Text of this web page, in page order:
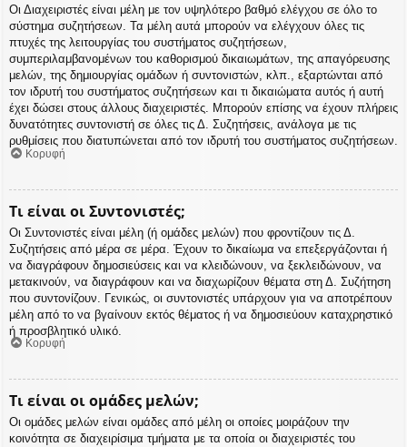
Οι Διαχειριστές είναι μέλη με τον υψηλότερο βαθμό ελέγχου σε όλο το
σύστημα συζητήσεων. Τα μέλη αυτά μπορούν να ελέγχουν όλες τις
πτυχές της λειτουργίας του συστήματος συζητήσεων,
συμπεριλαμβανομένων του καθορισμού δικαιωμάτων, της απαγόρευσης
μελών, της δημιουργίας ομάδων ή συντονιστών, κλπ., εξαρτώνται από
τον ιδρυτή του συστήματος συζητήσεων και τι δικαιώματα αυτός ή αυτή
έχει δώσει στους άλλους διαχειριστές. Μπορούν επίσης να έχουν πλήρεις
δυνατότητες συντονιστή σε όλες τις Δ. Συζητήσεις, ανάλογα με τις
ρυθμίσεις που διατυπώνεται από τον ιδρυτή του συστήματος συζητήσεων.
Κορυφή
Τι είναι οι Συντονιστές;
Οι Συντονιστές είναι μέλη (ή ομάδες μελών) που φροντίζουν τις Δ.
Συζητήσεις από μέρα σε μέρα. Έχουν το δικαίωμα να επεξεργάζονται ή
να διαγράφουν δημοσιεύσεις και να κλειδώνουν, να ξεκλειδώνουν, να
μετακινούν, να διαγράφουν και να διαχωρίζουν θέματα στη Δ. Συζήτηση
που συντονίζουν. Γενικώς, οι συντονιστές υπάρχουν για να αποτρέπουν
μέλη από το να βγαίνουν εκτός θέματος ή να δημοσιεύουν καταχρηστικό
ή προσβλητικό υλικό.
Κορυφή
Τι είναι οι ομάδες μελών;
Οι ομάδες μελών είναι ομάδες από μέλη οι οποίες μοιράζουν την
κοινότητα σε διαχειρίσιμα τμήματα με τα οποία οι διαχειριστές του